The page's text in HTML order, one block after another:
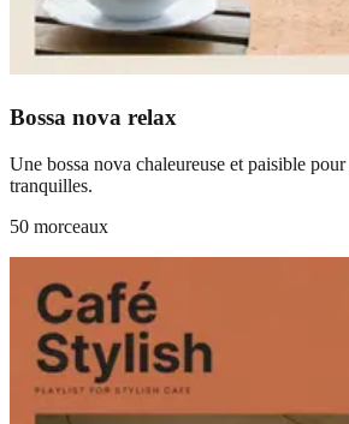
Bossa nova relax
Une bossa nova chaleureuse et paisible
tranquilles.
50 morceaux